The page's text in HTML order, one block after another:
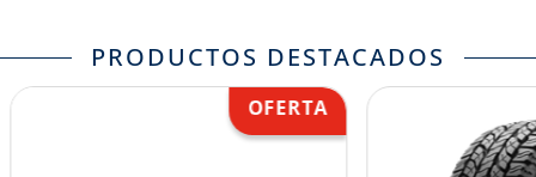
PRODUCTOS DESTACADOS